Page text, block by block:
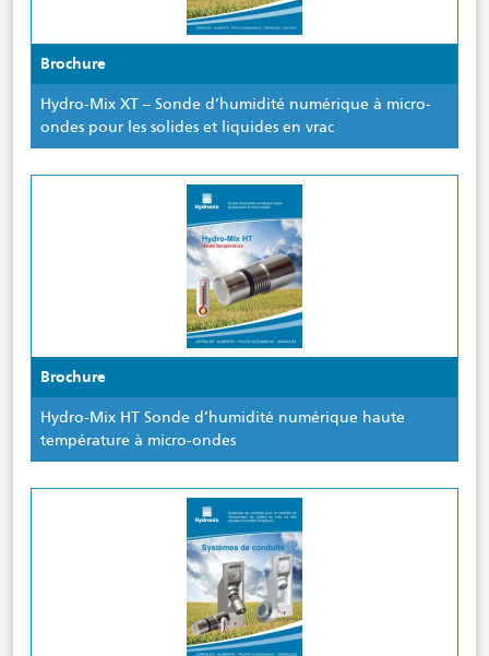
Brochure
Hydro-Mix XT – Sonde d’humidité numérique à micro-
ondes pour les solides et liquides en vrac
Brochure
Hydro-Mix HT Sonde d’humidité numérique haute
température à micro-ondes